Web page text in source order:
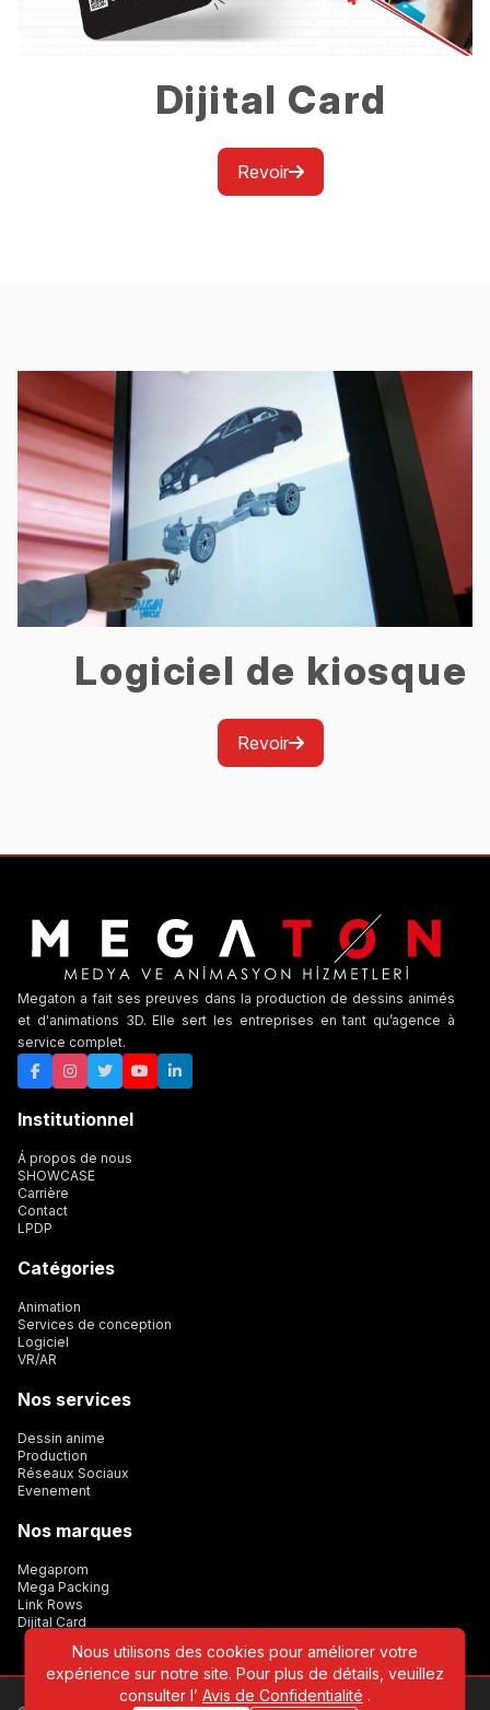
Dijital Card
Revoir
Logiciel de kiosque
Revoir
Megaton a fait ses preuves dans la production de dessins animés
et d'animations 3D. Elle sert les entreprises en tant qu’agence à
service complet.
Institutionnel
Á propos de nous
SHOWCASE
Carrière
Contact
LPDP
Catégories
Animation
Services de conception
Logiciel
VR/AR
Nos services
Dessin anime
Production
Réseaux Sociaux
Evenement
Nos marques
Megaprom
Mega Packing
Link Rows
Dijital Card
Nous utilisons des cookies pour améliorer votre
expérience sur notre site. Pour plus de détails, veuillez
consulter l’ Avis de Confidentialité .